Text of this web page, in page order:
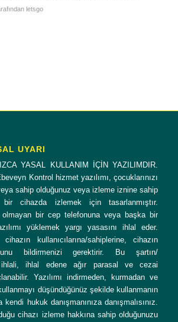
letsgo
UYARI
YASAL KULLANIM İÇİN YAZILIMDIR.
Kontrol hizmet yazılımı, çocuklarınızı
sahip olduğunuz veya izleme iznine sahip
cihazda izlemek için tasarlanmıştır.
olmayan bir cep telefonuna veya başka bir
yüklemek yargı yasasını ihlal eder.
kullanıcılarına/sahiplerine, cihazın
bildirmenizi gerektirir. Bu şartın/
ihlali, ihlal edene ağır parasal ve cezai
Yazılımı indirmeden, kurmadan ve
düşündüğünüz şekilde kullanmanın
kendi hukuk danışmanınıza danışmalısınız.
cihazı izleme hakkına sahip olduğunuzu